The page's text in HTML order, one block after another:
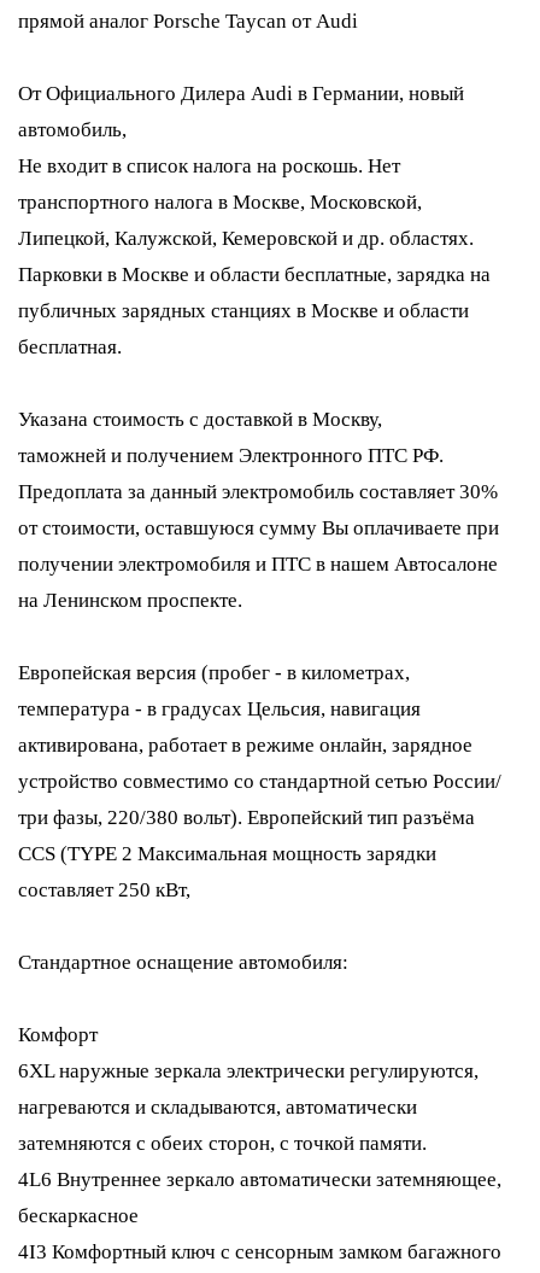
прямой аналог Porsche Taycan от Audi
От Официального Дилера Audi в Германии, новый
автомобиль,
Не входит в список налога на роскошь. Нет
транспортного налога в Москве, Московской,
Липецкой, Калужской, Кемеровской и др. областях.
Парковки в Москве и области бесплатные, зарядка на
публичных зарядных станциях в Москве и области
бесплатная.
Указана стоимость с доставкой в Москву,
таможней и получением Электронного ПТС РФ.
Предоплата за данный электромобиль составляет 30%
от стоимости, оставшуюся сумму Вы оплачиваете при
получении электромобиля и ПТС в нашем Автосалоне
на Ленинском проспекте.
Европейская версия (пробег - в километрах,
температура - в градусах Цельсия, навигация
активирована, работает в режиме онлайн, зарядное
устройство совместимо со стандартной сетью России/
три фазы, 220/380 вольт). Европейский тип разъёма
CCS (TYPE 2 Максимальная мощность зарядки
составляет 250 кВт,
Стандартное оснащение автомобиля:
Комфорт
6XL наружные зеркала электрически регулируются,
нагреваются и складываются, автоматически
затемняются с обеих сторон, с точкой памяти.
4L6 Внутреннее зеркало автоматически затемняющее,
бескаркасное
4I3 Комфортный ключ с сенсорным замком багажного